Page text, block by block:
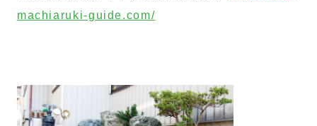
machiaruki-guide.com/